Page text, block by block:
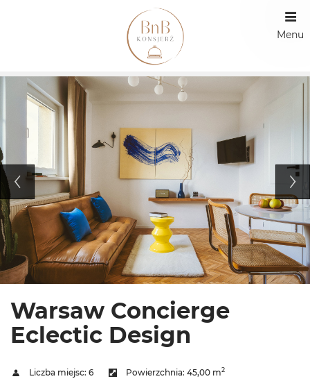
Menu
Warsaw Concierge
Eclectic Design
Liczba miejsc: 6 Powierzchnia: 45,00 m2